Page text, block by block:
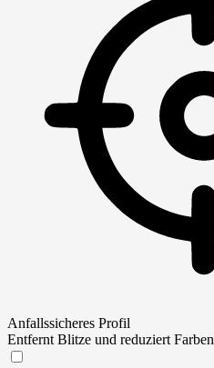
Anfallssicheres Profil
Entfernt Blitze und reduziert Farben